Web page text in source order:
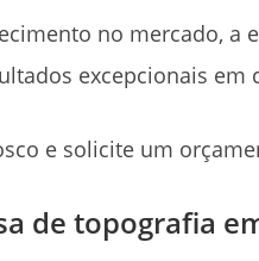
no mercado, a
excepcionais em
e solicite um
de topografia